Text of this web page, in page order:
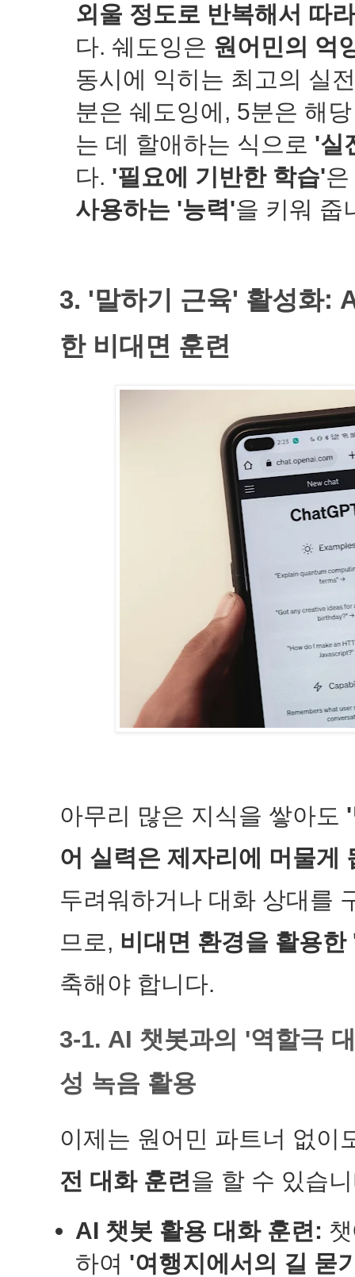
외울 정도로 반복해서 따
다. 쉐도잉은 원어민의 억
동시에 익히는 최고의 실
분은 쉐도잉에, 5분은 해
는 데 할애하는 식으로 '실
다. '필요에 기반한 학습'
사용하는 '능력'을 키워 줍
3. '말하기 근육' 활성화:
한 비대면 훈련
아무리 많은 지식을 쌓아도
어 실력은 제자리에 머물게
두려워하거나 대화 상대를
므로, 비대면 환경을 활용
축해야 합니다.
3-1. AI 챗봇과의 '역할극
성 녹음 활용
이제는 원어민 파트너 없이
전 대화 훈련을 할 수 있습
AI 챗봇 활용 대화 훈련:
하여 '여행지에서의 길 묻